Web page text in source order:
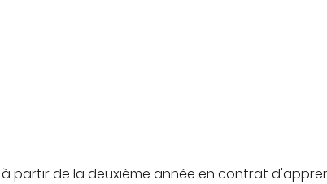
partir de la deuxième année en contrat